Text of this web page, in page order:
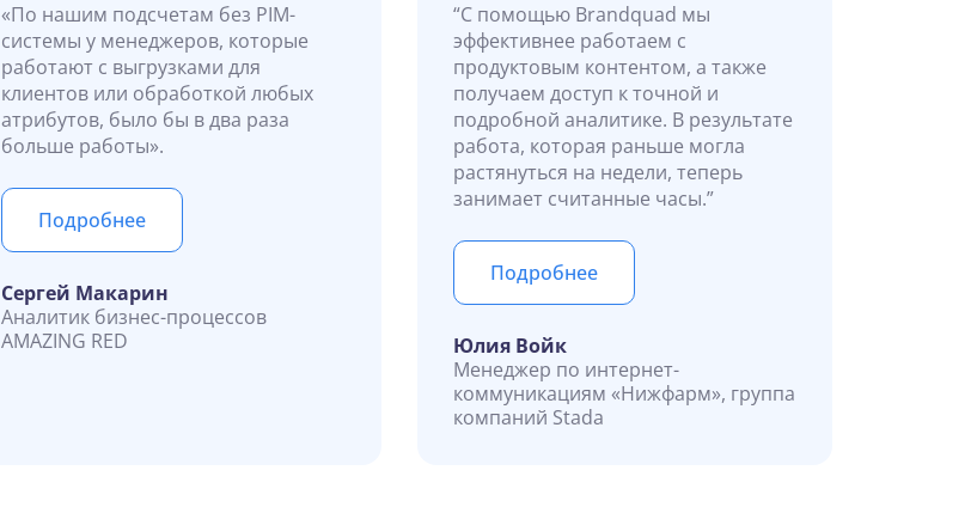
«По нашим подсчетам без PIM-
системы у менеджеров, которые
работают с выгрузками для
клиентов или обработкой любых
атрибутов, было бы в два раза
больше работы».
Подробнее
Сергей Макарин
Аналитик бизнес-процессов
AMAZING RED
“С помощью Brandquad мы
эффективнее работаем с
продуктовым контентом, а также
получаем доступ к точной и
подробной аналитике. В результате
работа, которая раньше могла
растянуться на недели, теперь
занимает считанные часы.”
Подробнее
Юлия Войк
Менеджер по интернет-
коммуникациям «Нижфарм», группа
компаний Stada